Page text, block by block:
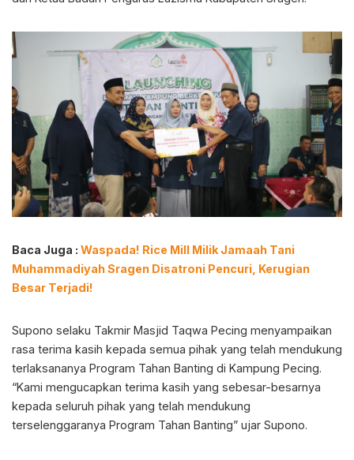
Baca Juga : Waspada! Rice Mill Milik Jamaah Tani
Muhammadiyah Sragen Disatroni Pencuri, Kerugian
Besar Terjadi!
Supono selaku Takmir Masjid Taqwa Pecing menyampaikan
rasa terima kasih kepada semua pihak yang telah mendukung
terlaksananya Program Tahan Banting di Kampung Pecing.
“Kami mengucapkan terima kasih yang sebesar-besarnya
kepada seluruh pihak yang telah mendukung
terselenggaranya Program Tahan Banting” ujar Supono.